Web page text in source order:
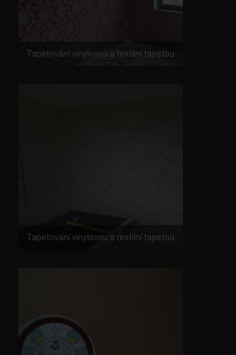
Tapetování vinylovou a textilní tapetou
Tapetování vinylovou a textilní tapetou